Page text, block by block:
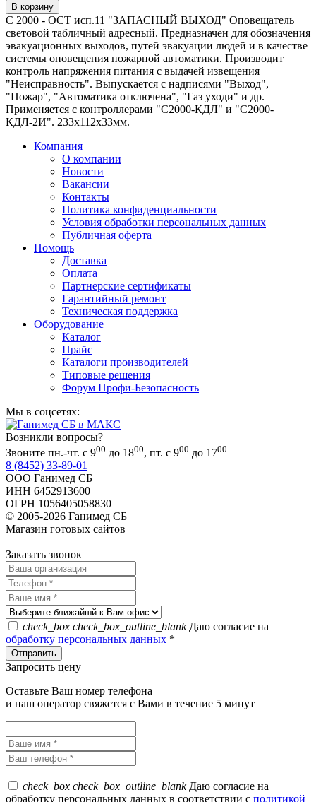
В корзину
С 2000 - ОСТ исп.11 "ЗАПАСНЫЙ ВЫХОД" Оповещатель
световой табличный адресный. Предназначен для обозначения
эвакуационных выходов, путей эвакуации людей и в качестве
системы оповещения пожарной автоматики. Производит
контроль напряжения питания с выдачей извещения
"Неисправность". Выпускается с надписями "Выход",
"Пожар", "Автоматика отключена", "Газ уходи" и др.
Применяется с контроллерами "С2000-КДЛ" и "С2000-
КДЛ-2И". 233х112х33мм.
Компания
О компании
Новости
Вакансии
Контакты
Политика конфиденциальности
Условия обработки персональных данных
Публичная оферта
Помощь
Доставка
Оплата
Партнерские сертификаты
Гарантийный ремонт
Техническая поддержка
Оборудование
Каталог
Прайс
Каталоги производителей
Типовые решения
Форум Профи-Безопасность
Мы в соцсетях:
Возникли вопросы?
Звоните пн.-чт. с 900 до 1800, пт. с 900 до 1700
8 (8452) 33-89-01
ООО Ганимед СБ
ИНН 6452913600
ОГРН 1056405058830
© 2005-2026 Ганимед СБ
Магазин готовых сайтов
Заказать звонок
check_box check_box_outline_blankДаю согласие на
обработку персональных данных *
Запросить цену
Оставьте Ваш номер телефона
и наш оператор свяжется с Вами в течение 5 минут
check_box check_box_outline_blankДаю согласие на
обработку персональных данных в соответствии с политикой